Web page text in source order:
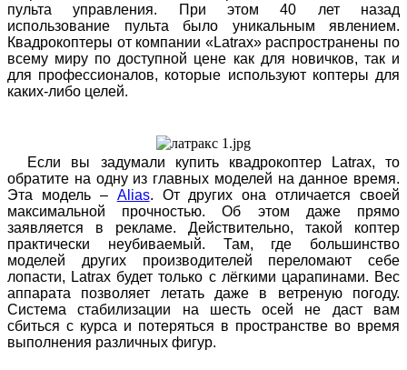
пульта управления. При этом 40 лет назад
использование пульта было уникальным явлением.
Квадрокоптеры от компании «Latrax» распространены по
всему миру по доступной цене как для новичков, так и
для профессионалов, которые используют коптеры для
каких-либо целей.
Если вы задумали купить квадрокоптер Latrax, то
обратите на одну из главных моделей на данное время.
Эта модель – Alias. От других она отличается своей
максимальной прочностью. Об этом даже прямо
заявляется в рекламе. Действительно, такой коптер
практически неубиваемый. Там, где большинство
моделей других производителей переломают себе
лопасти, Latrax будет только с лёгкими царапинами. Вес
аппарата позволяет летать даже в ветреную погоду.
Система стабилизации на шесть осей не даст вам
сбиться с курса и потеряться в пространстве во время
выполнения различных фигур.